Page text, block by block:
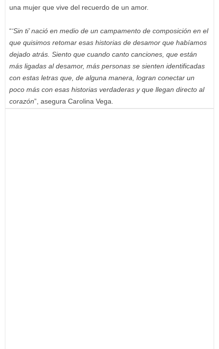
una mujer que vive del recuerdo de un amor.
“‘Sin ti’ nació en medio de un campamento de composición en el
que quisimos retomar esas historias de desamor que habíamos
dejado atrás. Siento que cuando canto canciones, que están
más ligadas al desamor, más personas se sienten identificadas
con estas letras que, de alguna manera, logran conectar un
poco más con esas historias verdaderas y que llegan directo al
corazón”, asegura Carolina Vega.